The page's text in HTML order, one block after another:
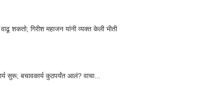
शकतो; गिरीश महाजन यांनी व्यक्त केली भीती
सुरू; बचावकार्य कुठपर्यंत आलं? वाचा...